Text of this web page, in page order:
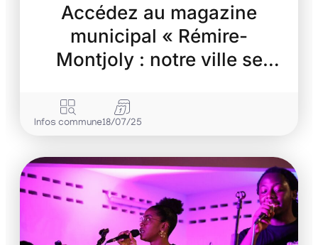
Accédez au magazine
municipal « Rémire-
Montjoly : notre ville se
Infos commune18/07/25